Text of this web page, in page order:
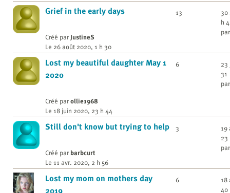
Grief in the early days
Créé parJustineS
Le 26 août 2020, 1 h 30
13
30
h
Lost my beautiful daughter May 1
2020
Créé parollie1968
Le 18 juin 2020, 23 h 44
6
23
31
Still don't know but trying to help
Créé parbarbcurt
Le 11 avr. 2020, 2 h 56
3
19
23
Lost my mom on mothers day
2019
6
18
40